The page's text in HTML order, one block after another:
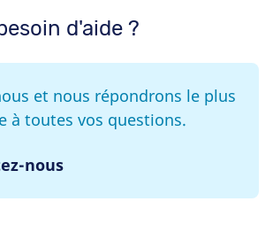
d'aide ?
et nous répondrons le plus
à toutes vos questions.
nous